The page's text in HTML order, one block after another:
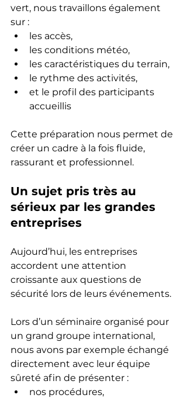
vert, nous travaillons également
sur :
les accès,
les conditions météo,
les caractéristiques du terrain,
le rythme des activités,
et le profil des participants
accueillis
Cette préparation nous permet de
créer un cadre à la fois fluide,
rassurant et professionnel.
Un sujet pris très au
sérieux par les grandes
entreprises
Aujourd’hui, les entreprises
accordent une attention
croissante aux questions de
sécurité lors de leurs événements.
Lors d’un séminaire organisé pour
un grand groupe international,
nous avons par exemple échangé
directement avec leur équipe
sûreté afin de présenter :
nos procédures,